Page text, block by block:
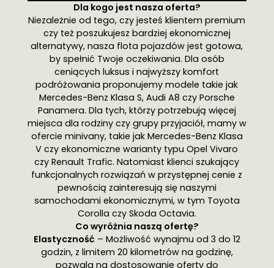
Dla kogo jest nasza oferta?
Niezależnie od tego, czy jesteś klientem premium
czy też poszukujesz bardziej ekonomicznej
alternatywy, nasza flota pojazdów jest gotowa,
by spełnić Twoje oczekiwania. Dla osób
ceniących luksus i najwyższy komfort
podróżowania proponujemy modele takie jak
Mercedes-Benz Klasa S, Audi A8 czy Porsche
Panamera. Dla tych, którzy potrzebują więcej
miejsca dla rodziny czy grupy przyjaciół, mamy w
ofercie minivany, takie jak Mercedes-Benz Klasa
V czy ekonomiczne warianty typu Opel Vivaro
czy Renault Trafic. Natomiast klienci szukający
funkcjonalnych rozwiązań w przystępnej cenie z
pewnością zainteresują się naszymi
samochodami ekonomicznymi, w tym Toyota
Corolla czy Skoda Octavia.
Co wyróżnia naszą ofertę?
Elastyczność – Możliwość wynajmu od 3 do 12
godzin, z limitem 20 kilometrów na godzinę,
pozwala na dostosowanie oferty do